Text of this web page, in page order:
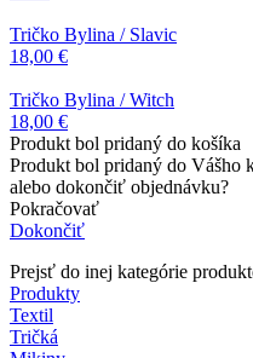
Tričko Bylina / Slavic
18,00 €
Tričko Bylina / Witch
18,00 €
Produkt bol pridaný do košíka
Produkt bol pridaný do Vášho
alebo dokončiť objednávku?
Pokračovať
Dokončiť
Prejsť do inej kategórie
Produkty
Textil
Tričká